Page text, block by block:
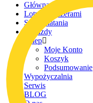
Główna
Loty z pasażerami
Szkoła latania
Wyjazdy
Sklep
Moje Konto
Koszyk
Podsumowanie
Wypożyczalnia
Serwis
BLOG